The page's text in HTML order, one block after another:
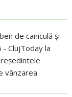
de caniculă și
- ClujToday la
vânzarea